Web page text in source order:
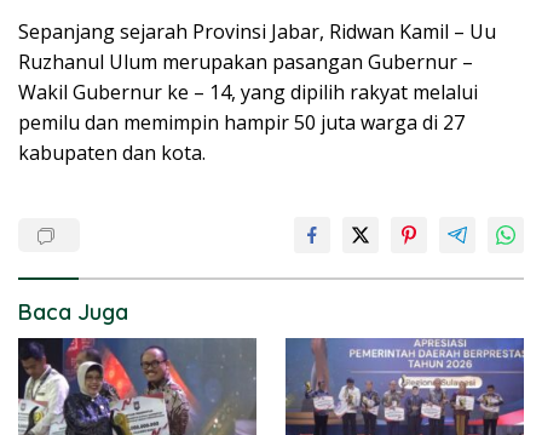
Sepanjang sejarah Provinsi Jabar, Ridwan Kamil – Uu
Ruzhanul Ulum merupakan pasangan Gubernur –
Wakil Gubernur ke – 14, yang dipilih rakyat melalui
pemilu dan memimpin hampir 50 juta warga di 27
kabupaten dan kota.
Baca Juga